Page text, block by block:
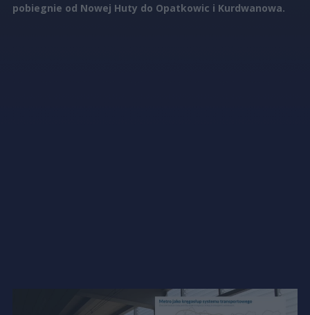
pobiegnie od Nowej Huty do Opatkowic i Kurdwanowa.